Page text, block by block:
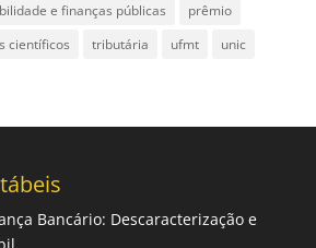
e finanças públicas
prêmio
científicos tributária ufmt unic
Bancário: Descaracterização e